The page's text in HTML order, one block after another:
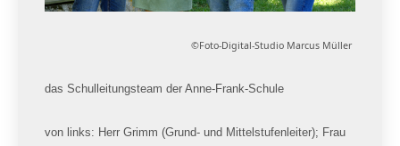
©Foto-Digital-Studio Marcus Müller
das Schulleitungsteam der Anne-Frank-Schule
von links: Herr Grimm (Grund- und Mittelstufenleiter); Frau